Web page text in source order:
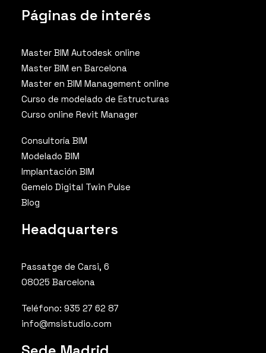
Páginas de interés
Master BIM Autodesk online
Master BIM en Barcelona
Master en BIM Management online
Curso de modelado de Estructuras
Curso online Revit Manager
Consultoría BIM
Modelado BIM
Implantación BIM
Gemelo Digital Twin Pulse
Blog
Headquarters
Passatge de Carsi, 6
08025 Barcelona
Teléfono: 935 27 62 87
info@msistudio.com